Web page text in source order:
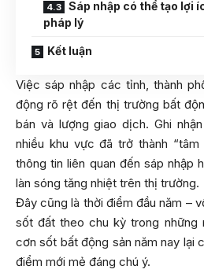
Sáp nhập có thể tạo lợi
pháp lý
Kết luận
Việc sáp nhập các tỉnh, thành
động rõ rệt đến thị trường bất
bán và lượng giao dịch. Ghi
nhiều khu vực đã trở thành
thông tin liên quan đến sáp nhập
làn sóng tăng nhiệt trên thị trường.
Đây cũng là thời điểm đầu năm –
sốt đất theo chu kỳ trong những
cơn sốt bất động sản năm nay lại
điểm mới mẻ đáng chú ý.